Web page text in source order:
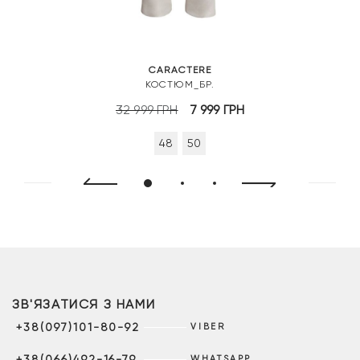
CARACTERE
КОСТЮМ_БР.
32 999ГРН
Оригінальна
32
7 999 ГРН
48 50
ЗВ'ЯЗАТИСЯ З НАМИ
+38(097)101-80-92 VIBER